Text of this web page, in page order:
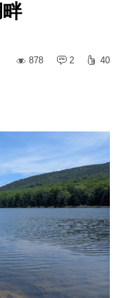
878
2 40